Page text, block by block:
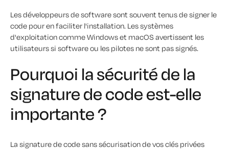
Les développeurs de software sont souvent tenus de signer le
code pour en faciliter l'installation. Les systèmes
d'exploitation comme Windows et macOS avertissent les
utilisateurs si software ou les pilotes ne sont pas signés.
Pourquoi la sécurité de la
signature de code est-elle
importante ?
La signature de code sans sécurisation de vos clés privées